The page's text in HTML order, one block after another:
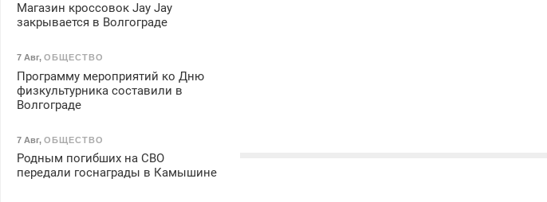
Магазин кроссовок Jay Jay
закрывается в Волгограде
7 Авг, ОБЩЕСТВО
Программу мероприятий ко Дню
физкультурника составили в
Волгограде
7 Авг, ОБЩЕСТВО
Родным погибших на СВО
передали госнаграды в Камышине